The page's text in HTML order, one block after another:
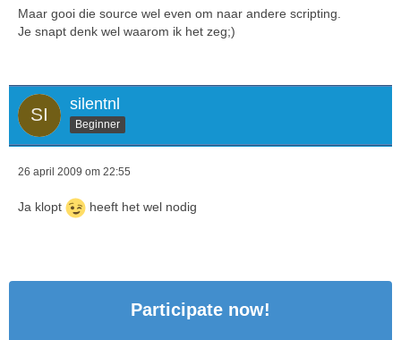
Maar gooi die source wel even om naar andere scripting.
Je snapt denk wel waarom ik het zeg;)
silentnl
Beginner
26 april 2009 om 22:55
Ja klopt heeft het wel nodig
Participate now!